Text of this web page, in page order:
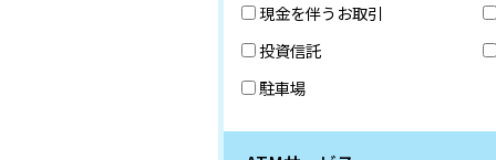
現金を伴うお取引
投資信託
駐車場